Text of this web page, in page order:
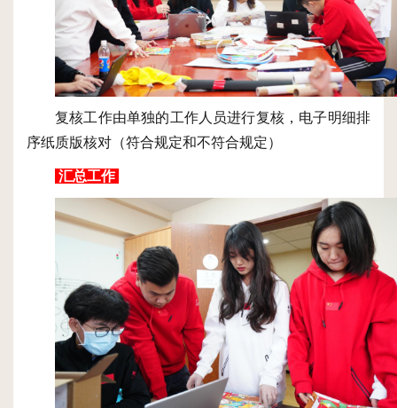
复核工作由单独的工作人员进行复核，电子明细排
序纸质版核对（符合规定和不符合规定）
汇总工作